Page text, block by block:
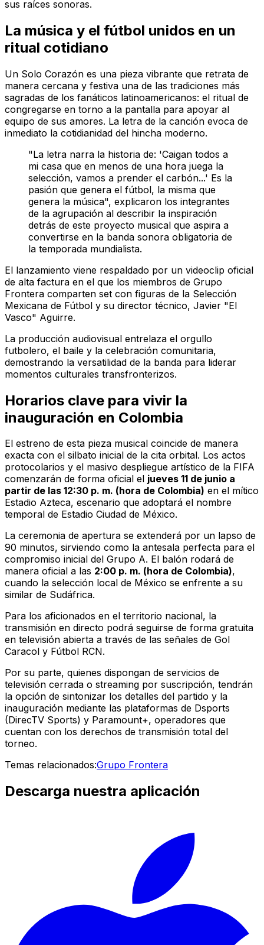
sus raíces sonoras.
La música y el fútbol unidos en un
ritual cotidiano
Un Solo Corazón es una pieza vibrante que retrata de
manera cercana y festiva una de las tradiciones más
sagradas de los fanáticos latinoamericanos: el ritual de
congregarse en torno a la pantalla para apoyar al
equipo de sus amores. La letra de la canción evoca de
inmediato la cotidianidad del hincha moderno.
"La letra narra la historia de: 'Caigan todos a
mi casa que en menos de una hora juega la
selección, vamos a prender el carbón...' Es la
pasión que genera el fútbol, la misma que
genera la música", explicaron los integrantes
de la agrupación al describir la inspiración
detrás de este proyecto musical que aspira a
convertirse en la banda sonora obligatoria de
la temporada mundialista.
El lanzamiento viene respaldado por un videoclip oficial
de alta factura en el que los miembros de Grupo
Frontera comparten set con figuras de la Selección
Mexicana de Fútbol y su director técnico, Javier "El
Vasco" Aguirre.
La producción audiovisual entrelaza el orgullo
futbolero, el baile y la celebración comunitaria,
demostrando la versatilidad de la banda para liderar
momentos culturales transfronterizos.
Horarios clave para vivir la
inauguración en Colombia
El estreno de esta pieza musical coincide de manera
exacta con el silbato inicial de la cita orbital. Los actos
protocolarios y el masivo despliegue artístico de la FIFA
comenzarán de forma oficial el jueves 11 de junio a
partir de las 12:30 p. m. (hora de Colombia) en el mítico
Estadio Azteca, escenario que adoptará el nombre
temporal de Estadio Ciudad de México.
La ceremonia de apertura se extenderá por un lapso de
90 minutos, sirviendo como la antesala perfecta para el
compromiso inicial del Grupo A. El balón rodará de
manera oficial a las 2:00 p. m. (hora de Colombia),
cuando la selección local de México se enfrente a su
similar de Sudáfrica.
Para los aficionados en el territorio nacional, la
transmisión en directo podrá seguirse de forma gratuita
en televisión abierta a través de las señales de Gol
Caracol y Fútbol RCN.
Por su parte, quienes dispongan de servicios de
televisión cerrada o streaming por suscripción, tendrán
la opción de sintonizar los detalles del partido y la
inauguración mediante las plataformas de Dsports
(DirecTV Sports) y Paramount+, operadores que
cuentan con los derechos de transmisión total del
torneo.
Temas relacionados:Grupo Frontera
Descarga nuestra aplicación